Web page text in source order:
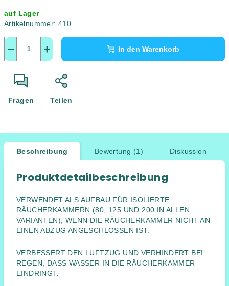
auf Lager
Artikelnummer: 410
+
− In den Warenkorb
Fragen Teilen
Beschreibung Bewertung (1) Diskussion
Produktdetailbeschreibung
VERWENDET ALS AUFBAU FÜR ISOLIERTE
RÄUCHERKAMMERN (80, 125 UND 200 IN ALLEN
VARIANTEN), WENN DIE RÄUCHERKAMMER NICHT AN
EINEN ABZUG ANGESCHLOSSEN IST.
VERBESSERT DEN LUFTZUG UND VERHINDERT BEI
REGEN, DASS WASSER IN DIE RÄUCHERKAMMER
EINDRINGT.